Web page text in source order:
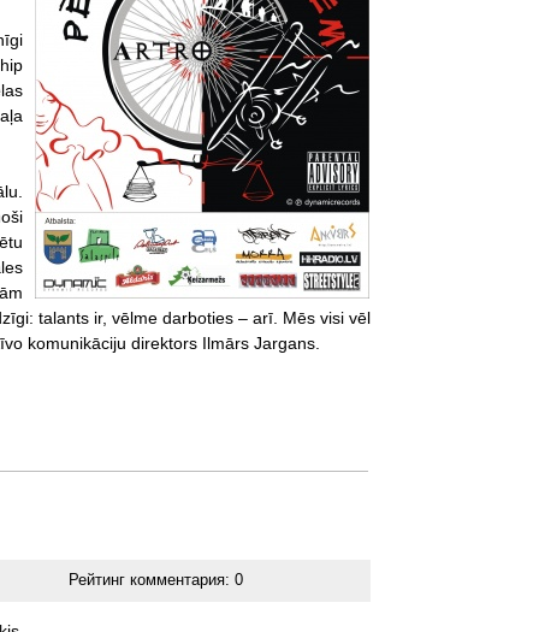
talants ir, vēlme darboties – arī. Mēs visi vēl
komunikāciju direktors Ilmārs Jargans.
Рейтинг комментария:0